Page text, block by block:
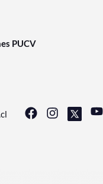
PUCV